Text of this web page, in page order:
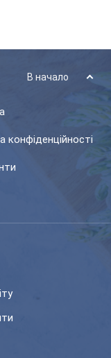
В начало
конфіденційності